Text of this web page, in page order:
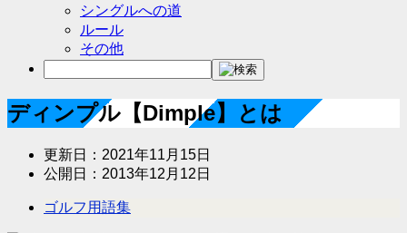
シングルへの道
ルール
その他
ディンプル【Dimple】とは
更新日： 2021年11月15日
公開日： 2013年12月12日
ゴルフ用語集